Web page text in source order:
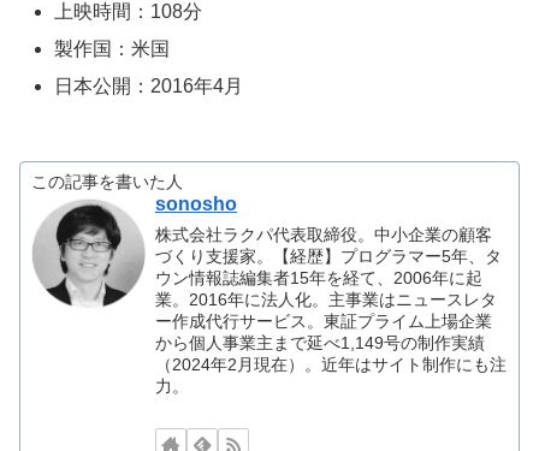
上映時間：108分
製作国：米国
日本公開：2016年4月
この記事を書いた人
sonosho
株式会社ラクパ代表取締役。中小企業の顧客
づくり支援家。【経歴】プログラマー5年、タ
ウン情報誌編集者15年を経て、2006年に起
業。2016年に法人化。主事業はニュースレタ
ー作成代行サービス。東証プライム上場企業
から個人事業主まで延べ1,149号の制作実績
（2024年2月現在）。近年はサイト制作にも注
力。